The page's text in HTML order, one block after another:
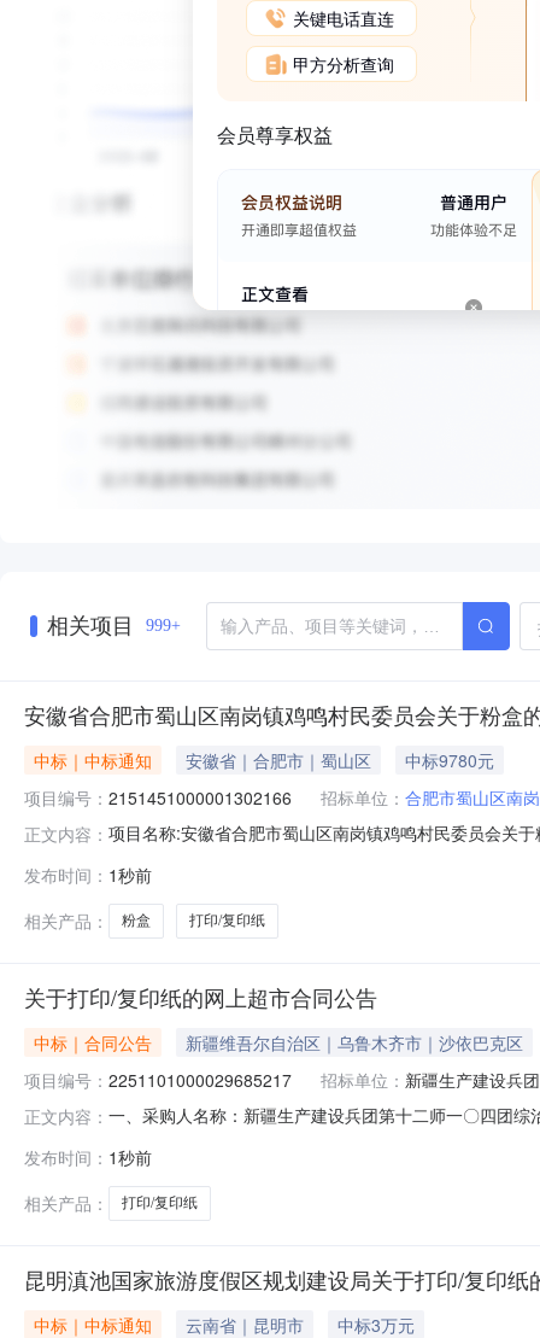
关键电话直连
甲方分析查询
会员尊享权益
相关项目 999+
安徽省合肥市蜀山区南岗镇鸡鸣村民委员会关于粉盒
中标｜中标通知 安徽省｜合肥市｜蜀山区
中标9780元
项目编号： 2151451000001302166 招标单位： 合肥市蜀山区南
正文内容： 项目名称:安徽省合肥市蜀山区南岗镇鸡鸣村民委员会关
购单位名称:安徽省合肥市蜀山区南岗镇鸡鸣村民委员会
发布时间： 1秒前
相关产品：
粉盒 打印/复印纸
关于打印/复印纸的网上超市合同公告
中标｜合同公告
新疆维吾尔自治区｜乌鲁木齐市｜沙依巴克区
项目编号： 2251101000029685217 招标单位： 新疆生产建设兵
正文内容： 一、采购人名称：新疆生产建设兵团第十二师一〇四团
70gA4打印/复印纸得力/deli珊瑚海70gA4箱
发布时间： 1秒前
相关产品：
打印/复印纸
昆明滇池国家旅游度假区规划建设局关于打印/复印
中标｜中标通知 云南省｜昆明市
中标3万元